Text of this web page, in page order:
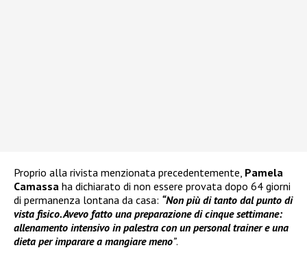
Proprio alla rivista menzionata precedentemente, Pamela
Camassa ha dichiarato di non essere provata dopo 64 giorni
di permanenza lontana da casa: “Non più di tanto dal punto di
vista fisico. Avevo fatto una preparazione di cinque settimane:
allenamento intensivo in palestra con un personal trainer e una
dieta per imparare a mangiare meno”.